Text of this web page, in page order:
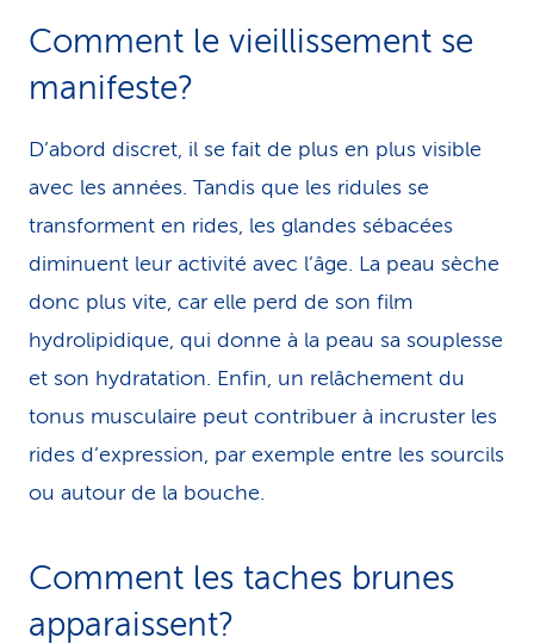
Comment le vieillissement se
manifeste?
D’abord discret, il se fait de plus en plus visible
avec les années. Tandis que les ridules se
transforment en rides, les glandes sébacées
diminuent leur activité avec l’âge. La peau sèche
donc plus vite, car elle perd de son film
hydrolipidique, qui donne à la peau sa souplesse
et son hydratation. Enfin, un relâchement du
tonus musculaire peut contribuer à incruster les
rides d’expression, par exemple entre les sourcils
ou autour de la bouche.
Comment les taches brunes
apparaissent?